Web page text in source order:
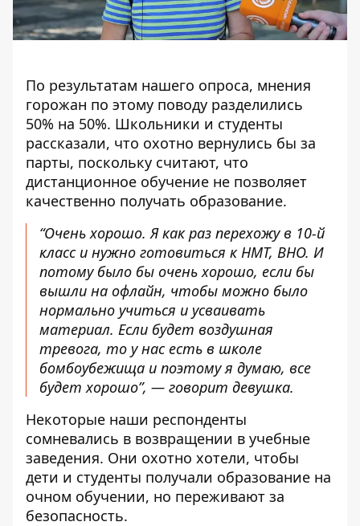
По результатам нашего опроса, мнения
горожан по этому поводу разделились
50% на 50%. Школьники и студенты
рассказали, что охотно вернулись бы за
парты, поскольку считают, что
дистанционное обучение не позволяет
качественно получать образование.
“Очень хорошо. Я как раз перехожу в 10-й
класс и нужно готовиться к НМТ, ВНО. И
потому было бы очень хорошо, если бы
вышли на офлайн, чтобы можно было
нормально учиться и усваивать
материал. Если будет воздушная
тревога, то у нас есть в школе
бомбоубежища и поэтому я думаю, все
будет хорошо”, — говорит девушка.
Некоторые наши респонденты
сомневались в возвращении в учебные
заведения. Они охотно хотели, чтобы
дети и студенты получали образование на
очном обучении, но переживают за
безопасность.